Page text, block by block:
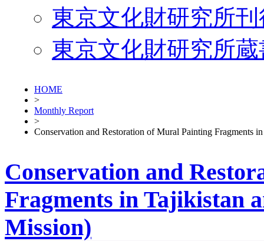
東京文化財研究所
東京文化財研究所
HOME
>
Monthly Report
>
Conservation and Restoration of Mural Painting Fragments
Conservation and
Fragments in Tajikistan
Mission)